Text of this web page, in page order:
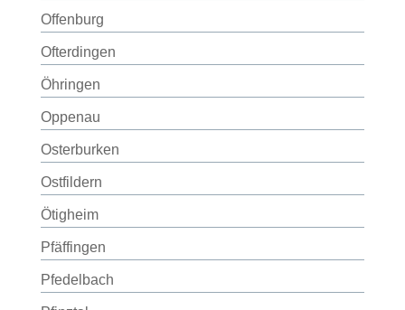
Offenburg
Ofterdingen
Öhringen
Oppenau
Osterburken
Ostfildern
Ötigheim
Pfäffingen
Pfedelbach